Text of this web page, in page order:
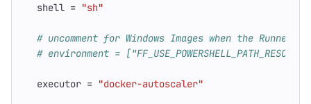
shell = "sh"
# uncomment for Windows Images when the Runner
# environment =
executor = "docker-autoscaler"